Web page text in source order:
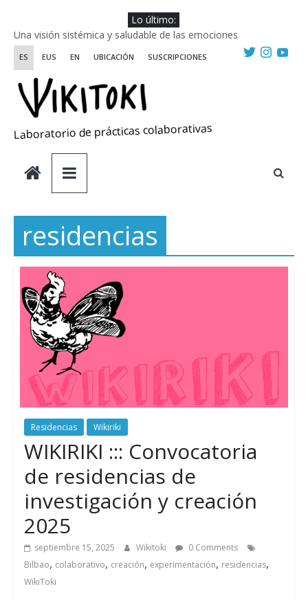
contenido
Lo último:
Una visión sistémica y saludable de las emociones
Investigando y haciendo desde-con las artes
WIKIRIKI ::: Convocatoria de residencias de investigación y
creación 2025
Escuela de Prácticas Transformadoras
ES EUS EN UBICACIÓN SUSCRIPCIONES
Laboratorio de prácticas colaborativas
residencias
Residencias Wikiriki
WIKIRIKI ::: Convocatoria
de residencias de
investigación y creación
2025
septiembre 15, 2025 Wikitoki
0 Comments
Bilbao, colaborativo, creación, experimentación, residencias,
WikiToki